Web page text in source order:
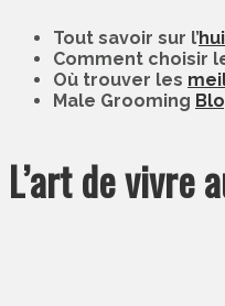
Tout savoir sur l’
Comment choisir
Où trouver les
Male Grooming
L’art de vivre